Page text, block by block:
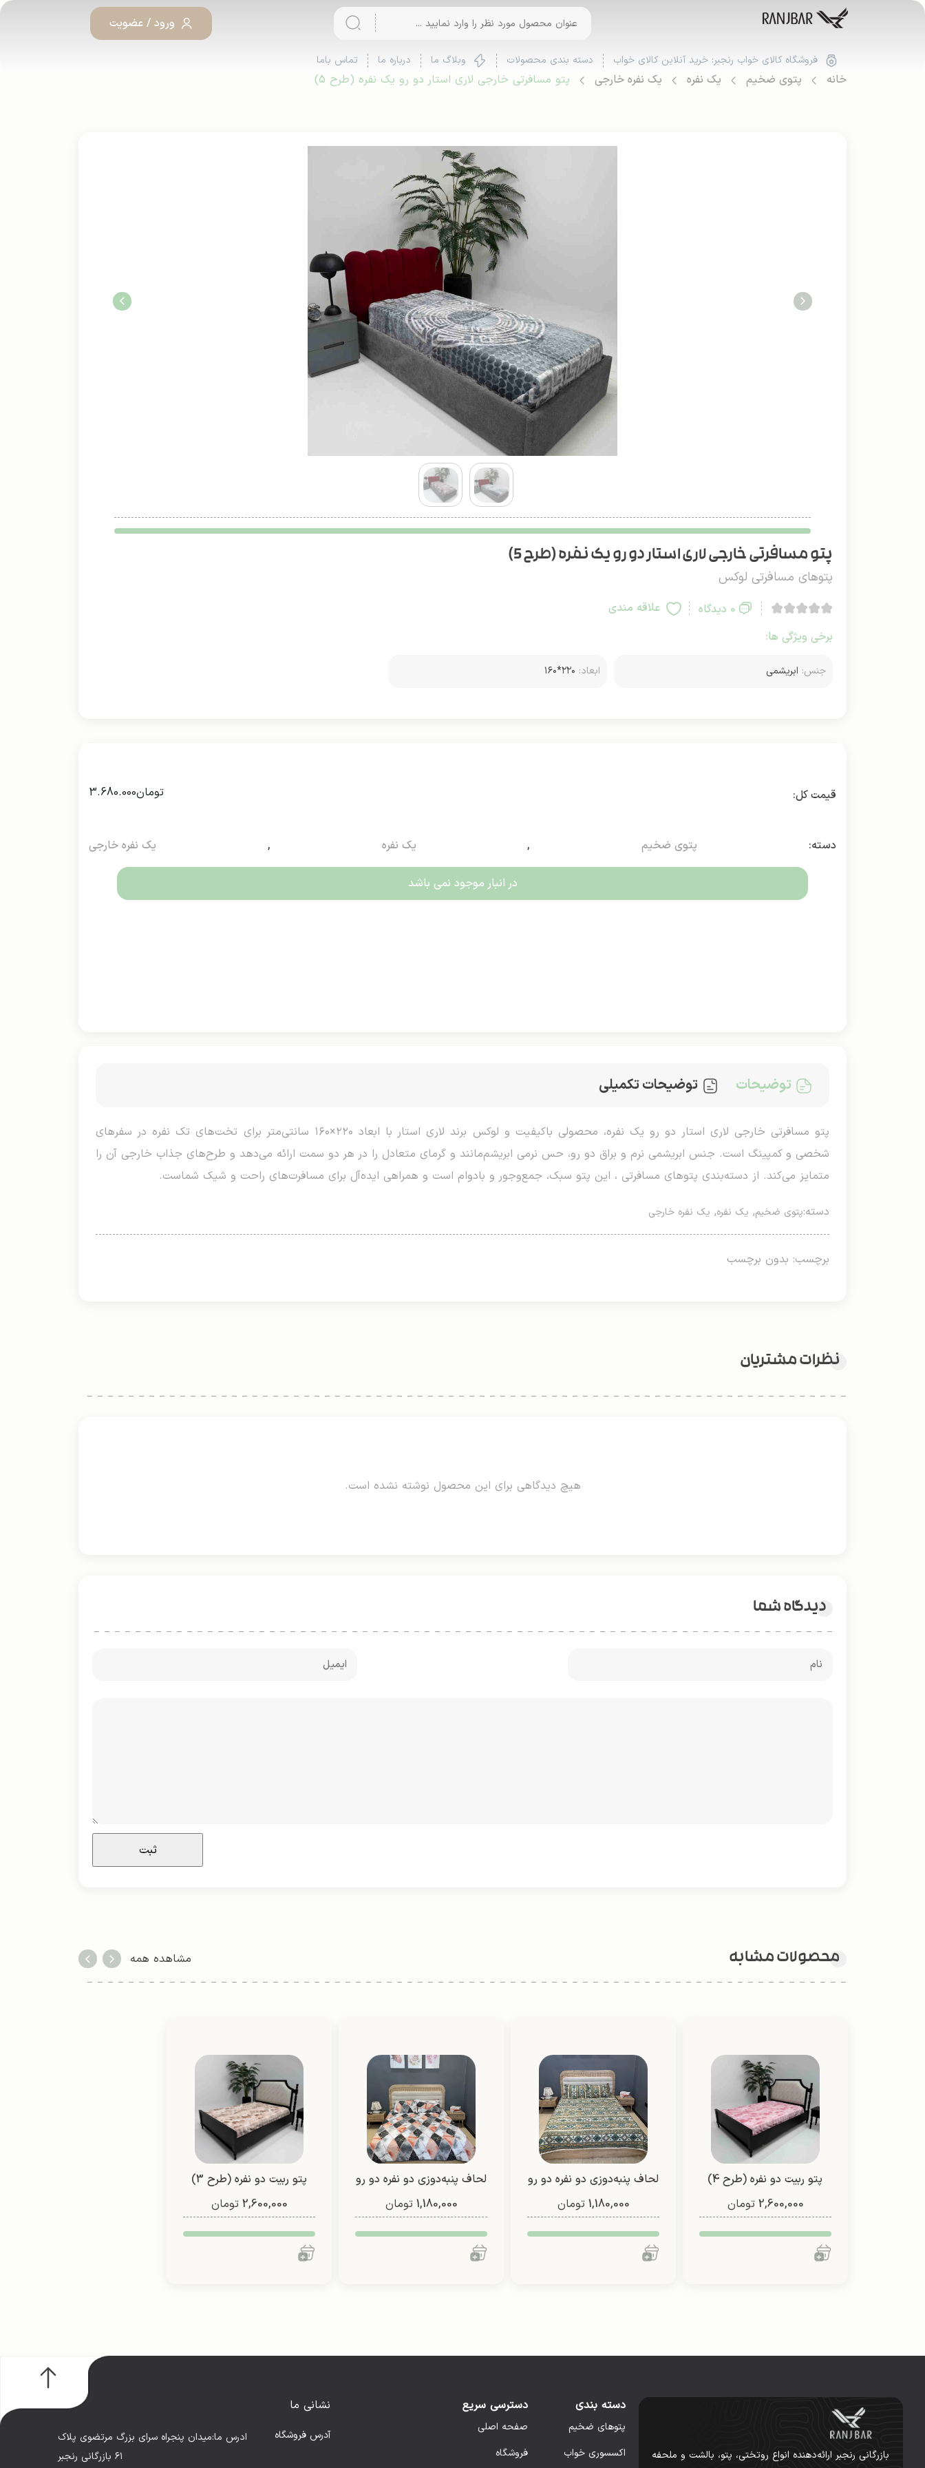
ورود / عضویت
فروشگاه کالای خواب رنجبر: خرید آنلاین کالای خواب دسته بندی محصولات وبلاگ ما درباره ما تماس باما
خانه پتوی ضخیم یک نفره یک نفره خارجی پتو مسافرتی خارجی لاری استار دو رو یک نفره (طرح 5)
پتو مسافرتی خارجی لاری استار دو رو یک نفره (طرح 5)
پتوهای مسافرتی لوکس
0 دیدگاه
علاقه مندی
برخی ویژگی ها:
جنس: ابریشمی ابعاد: ۲۲۰*۱۶۰
تومان3.680.000
دسته: پتوی ضخیم , یک نفره , یک نفره خارجی
در انبار موجود نمی باشد
توضیحات توضیحات تکمیلی
پتو مسافرتی خارجی لاری استار دو رو یک نفره، محصولی باکیفیت و لوکس برند لاری استار با ابعاد ۲۲۰×۱۶۰ سانتی‌متر برای تخت‌های تک نفره در سفرهای
شخصی و کمپینگ است. جنس ابریشمی نرم و براق دو رو، حس نرمی ابریشم‌مانند و گرمای متعادل را در هر دو سمت ارائه می‌دهد و طرح‌های جذاب خارجی آن را
متمایز می‌کند. از دسته‌بندی پتوهای مسافرتی ، این پتو سبک، جمع‌وجور و بادوام است و همراهی ایده‌آل برای مسافرت‌های راحت و شیک شماست.
دسته:پتوی ضخیم, یک نفره, یک نفره خارجی
برچسب: بدون برچسب
نظرات مشتریان
هیچ دیدگاهی برای این محصول نوشته نشده است.
دیدگاه شما
محصولات مشابه مشاهده همه
پتو ربیت دو نفره (طرح 4)
2,600,000 تومان
لحاف پنبه‌دوزی دو نفره دو رو
(طرح 1)
1,180,000 تومان
لحاف پنبه‌دوزی دو نفره دو رو
(طرح 7)
1,180,000 تومان
پتو ربیت دو نفره (طرح 3)
2,600,000 تومان
بازرگانی رنجبر ارائه‌دهنده انواع روتختی، پتو، بالشت و ملحفه
دسته بندی
پتوهای ضخیم
اکسسوری خواب
دسترسی سریع
صفحه اصلی
فروشگاه
نشانی ما
آدرس فروشگاه
ادرس ما:میدان پنجراه سرای بزرگ مرتضوی پلاک
۶۱ بازرگانی رنجبر